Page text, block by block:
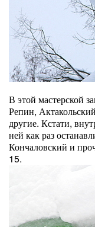
В этой мастерской
Репин,
другие. Кстати,
ней как раз
Кончаловский и
15.